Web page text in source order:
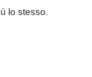
lo stesso.